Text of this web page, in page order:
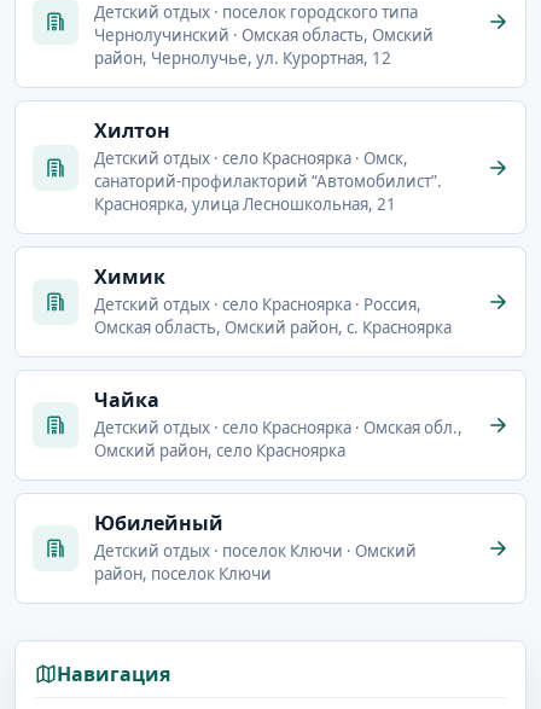
Детский отдых · поселок городского типа
Чернолучинский · Омская область, Омский
район, Чернолучье, ул. Курортная, 12
Хилтон
Детский отдых · село Красноярка · Омск,
санаторий-профилакторий “Автомобилист”.
Красноярка, улица Лесношкольная, 21
Химик
Детский отдых · село Красноярка · Россия,
Омская область, Омский район, с. Красноярка
Чайка
Детский отдых · село Красноярка · Омская обл.,
Омский район, село Красноярка
Юбилейный
Детский отдых · поселок Ключи · Омский
район, поселок Ключи
Навигация